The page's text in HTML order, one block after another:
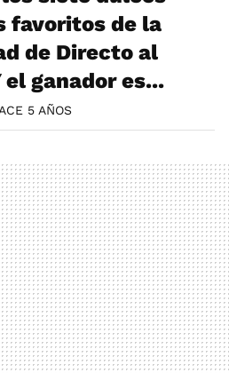
favoritos de la
de Directo al
el ganador es...
5 AÑOS